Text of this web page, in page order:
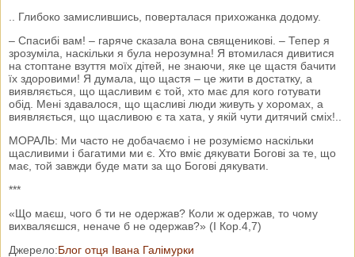
.. Глибоко замислившись, поверталася прихожанка додому.
– Спасибі вам! – гаряче сказала вона священикові. – Тепер я
зрозуміла, наскільки я була нерозумна! Я втомилася дивитися
на стоптане взуття моїх дітей, не знаючи, яке це щастя бачити
їх здоровими! Я думала, що щастя – це жити в достатку, а
виявляється, що щасливим є той, хто має для кого готувати
обід. Мені здавалося, що щасливі люди живуть у хоромах, а
виявляється, що щасливою є та хата, у якій чути дитячий сміх!..
МОРАЛЬ: Ми часто не добачаємо і не розуміємо наскільки
щасливими і багатими ми є. Хто вміє дякувати Богові за те, що
має, той завжди буде мати за що Богові дякувати.
***
«Що маєш, чого б ти не одержав? Коли ж одержав, то чому
вихваляєшся, неначе б не одержав?» (І Кор.4,7)
Джерело:Блог отця Івана Галімурки